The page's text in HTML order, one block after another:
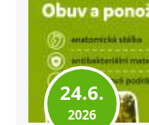
24.6.
2026